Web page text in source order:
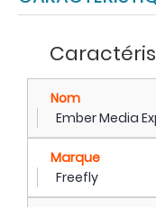
Nom
Ember Media
Marque
Freefly